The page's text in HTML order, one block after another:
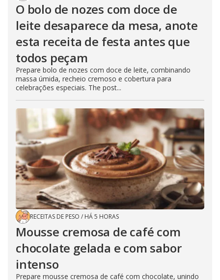
O bolo de nozes com doce de
leite desaparece da mesa, anote
esta receita de festa antes que
todos peçam
Prepare bolo de nozes com doce de leite, combinando
massa úmida, recheio cremoso e cobertura para
celebrações especiais. The post...
RECEITAS DE PESO / HÁ 5 HORAS
Mousse cremosa de café com
chocolate gelada e com sabor
intenso
Prepare mousse cremosa de café com chocolate, unindo